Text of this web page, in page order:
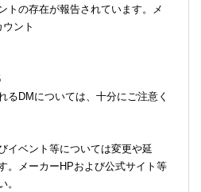
トの存在が報告されています。メ
ント
るDMについては、十分にご注意く
イベント等については変更や延
。メーカーHPおよび公式サイト等
。